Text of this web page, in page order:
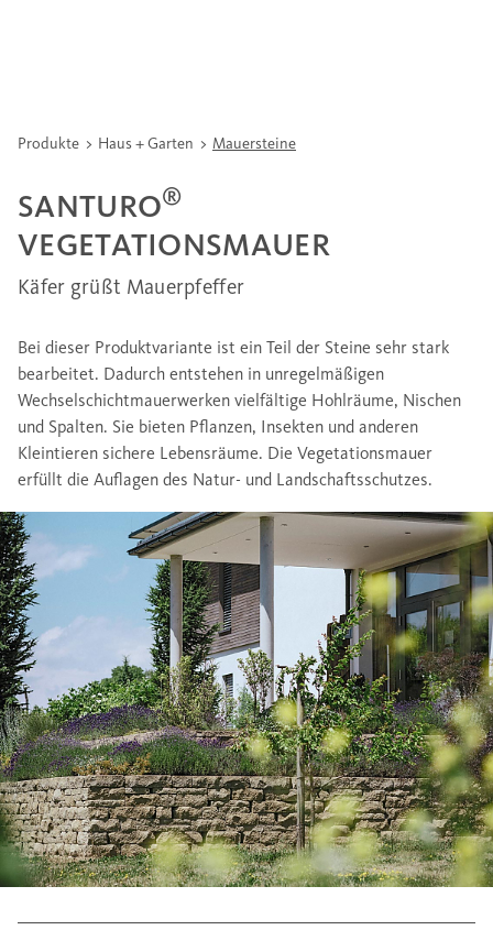
Produkte Haus + Garten Mauersteine
SANTURO®
VEGETATIONSMAUER
Käfer grüßt Mauerpfeffer
Bei dieser Produktvariante ist ein Teil der Steine sehr stark
bearbeitet. Dadurch entstehen in unregelmäßigen
Wechselschichtmauerwerken vielfältige Hohlräume, Nischen
und Spalten. Sie bieten Pflanzen, Insekten und anderen
Kleintieren sichere Lebensräume. Die Vegetationsmauer
erfüllt die Auflagen des Natur- und Landschaftsschutzes.